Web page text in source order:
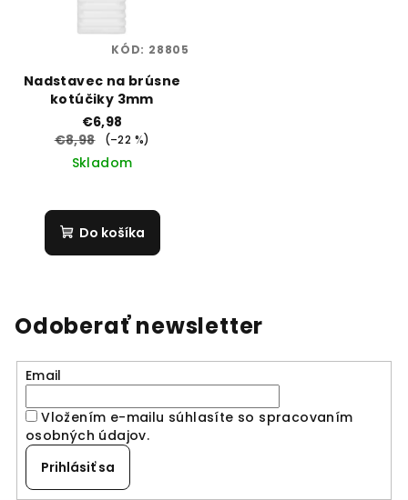
Nadstavec na brúsne
kotúčiky 3mm
€6,98
€8,98
(–22 %)
Skladom
Do košíka
KÓD: 28805
Odoberať newsletter
Email
Vložením e-mailu súhlasíte so spracovaním
osobných údajov.
Prihlásiť sa